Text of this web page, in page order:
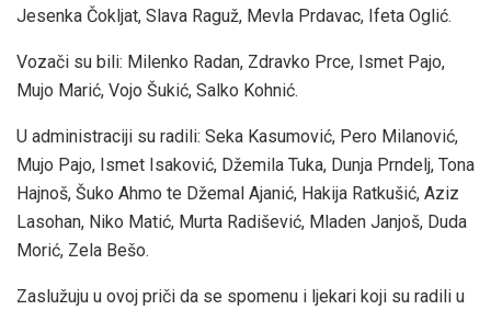
Jesenka Čokljat, Slava Raguž, Mevla Prdavac, Ifeta Oglić.
Vozači su bili: Milenko Radan, Zdravko Prce, Ismet Pajo,
Mujo Marić, Vojo Šukić, Salko Kohnić.
U administraciji su radili: Seka Kasumović, Pero Milanović,
Mujo Pajo, Ismet Isaković, Džemila Tuka, Dunja Prndelj, Tona
Hajnoš, Šuko Ahmo te Džemal Ajanić, Hakija Ratkušić, Aziz
Lasohan, Niko Matić, Murta Radišević, Mladen Janjoš, Duda
Morić, Zela Bešo.
Zaslužuju u ovoj priči da se spomenu i ljekari koji su radili u